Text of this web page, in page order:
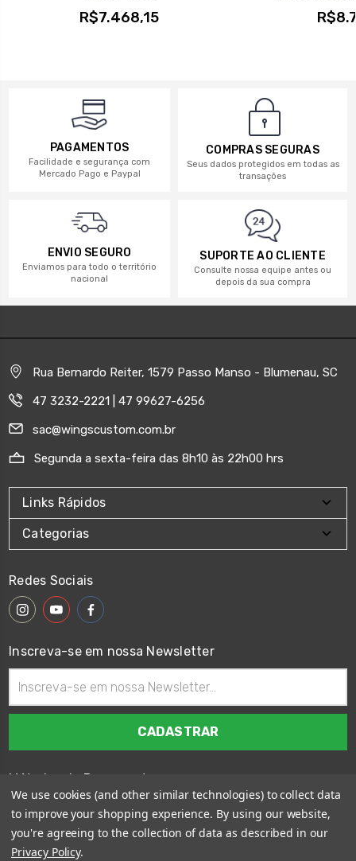
R$7.468,15
PAGAMENTOS
Facilidade e segurança com
Mercado Pago e Paypal
COMPRAS SEGURAS
Seus dados protegidos em todas as
transações
ENVIO SEGURO
Enviamos para todo o território
nacional
SUPORTE AO CLIENTE
Consulte nossa equipe antes ou
depois da sua compra
Rua Bernardo Reiter, 1579 Passo Manso - Blumenau, SC
47 3232-2221 | 47 99627-6256
sac@wingscustom.com.br
Segunda a sexta-feira das 8h10 às 22h00 hrs
Links Rápidos
Categorias
Redes Sociais
Inscreva-se em nossa Newsletter
de
email
Métodos de Pagamento
We use cookies (and other similar technologies) to collect data
to improve your shopping experience. By using our website,
you're agreeing to the collection of data as described in our
Privacy Policy.